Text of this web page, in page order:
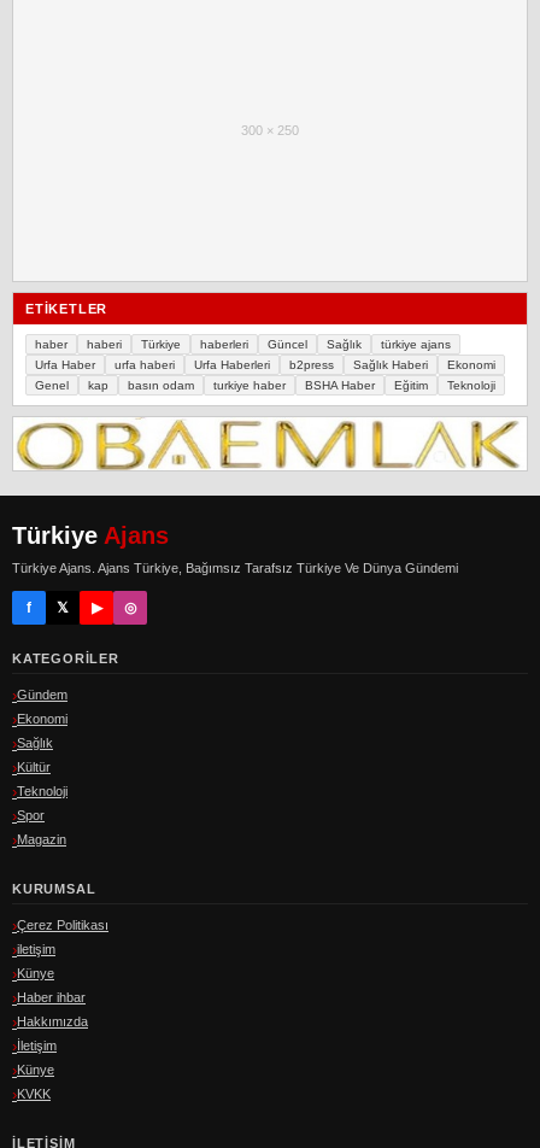
300 × 250
ETIKETLER
haber haberi Türkiye haberleri Güncel Sağlık
türkiye ajans
Urfa Haber
urfa haberi Urfa Haberleri b2press Sağlık Haberi
Ekonomi
Genel
kap basın odam turkiye haber BSHA Haber Eğitim Teknoloji
Türkiye Ajans
Türkiye Ajans. Ajans Türkiye, Bağımsız Tarafsız Türkiye Ve Dünya Gündemi
f 𝕏 ▶ ◎
KATEGORILER
Gündem
Ekonomi
Sağlık
Kültür
Teknoloji
Spor
Magazin
KURUMSAL
Çerez Politikası
iletişim
Künye
Haber ihbar
Hakkımızda
İletişim
Künye
KVKK
İLETIŞIM